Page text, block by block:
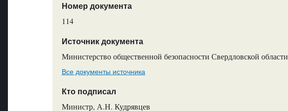
Номер документа
114
Источник документа
Министерство общественной безопасности Свердловской области
Все документы источника
Кто подписал
Министр, А.Н. Кудрявцев